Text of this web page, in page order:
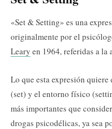
«Set & Setting» es una
originalmente por el
Leary en 1964, referidas a la
Lo que esta expresión
(set) y el entorno físico
más importantes que
drogas psicodélicas, ya sea